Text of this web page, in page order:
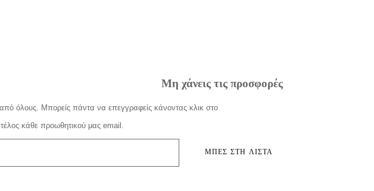
Μη χάνεις τις προσφορές
όλους. Μπορείς πάντα να επεγγραφείς κάνοντας κλικ στο
κάθε προωθητικού μας email.
ΜΠΕΣ ΣΤΗ ΛΙΣΤΑ